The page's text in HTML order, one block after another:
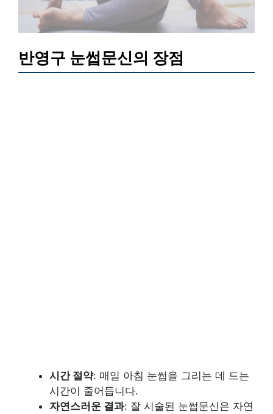
반영구 눈썹문신의 장점
시간 절약: 매일 아침 눈썹을 그리는 데 드는
시간이 줄어듭니다.
자연스러운 결과: 잘 시술된 눈썹문신은 자연